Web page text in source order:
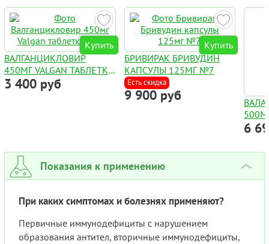
Купить
ВАЛГАНЦИКЛОВИР
450МГ VALGAN ТАБЛЕТКИ
№4
3 400 руб
Купить
БРИВИРАК БРИВУДИН
КАПСУЛЫ 125МГ №7
Есть скидка
9 900 руб
6
Показания к применению ›
При каких симптомах и болезнях применяют?
Первичные иммунодефициты с нарушением
образования антител, вторичные иммунодефициты,